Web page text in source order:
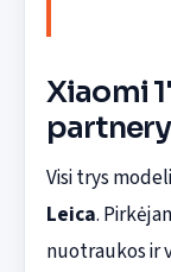
Xiaomi
Visi trys
Leica.
nuotraukos ir